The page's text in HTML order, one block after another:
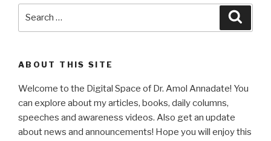
ABOUT THIS SITE
Welcome to the Digital Space of Dr. Amol Annadate! You
can explore about my articles, books, daily columns,
speeches and awareness videos. Also get an update
about news and announcements! Hope you will enjoy this